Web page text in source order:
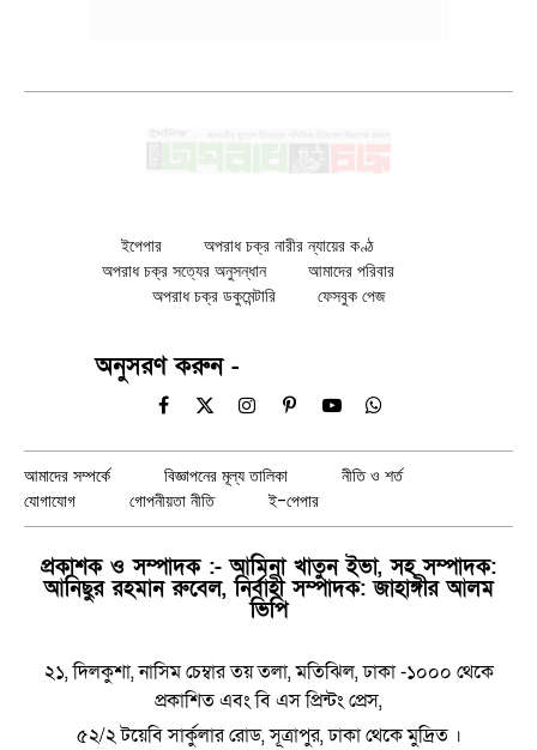
ইপেপার
অপরাধ চক্র নারীর ন্যায়ের কণ্ঠ
অপরাধ চক্র সত্যের অনুসন্ধান
আমাদের পরিবার
অপরাধ চক্র ডকুমেন্টারি
ফেসবুক পেজ
অনুসরণ করুন -
Facebook
X
InstagramPinterestYouTubeWhatsApp
আমাদের সম্পর্কে বিজ্ঞাপনের মূল্য তালিকা
নীতি ও শর্ত
যোগাযোগ
গোপনীয়তা নীতি ই-পেপার
প্রকাশক ও সম্পাদক :- আমিনা খাতুন ইভা, সহ সম্পাদক:
আনিছুর রহমান রুবেল, নির্বাহী সম্পাদক: জাহাঙ্গীর আলম
ভিপি
২১, দিলকুশা, নাসিম চেম্বার তয় তলা, মতিঝিল, ঢাকা -১০০০ থেকে
প্রকাশিত এবং বি এস প্রিন্টং প্রেস,
৫২/২ টয়েবি সার্কুলার রোড, সূত্রাপুর, ঢাকা থেকে মুদ্রিত ।